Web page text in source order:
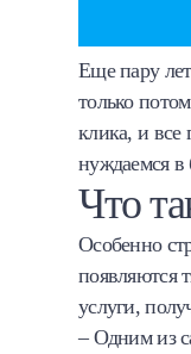
Еще пару
только
клика, и все
нуждаемся в
Что
Особенно
появляются
услуги,
– Одним из